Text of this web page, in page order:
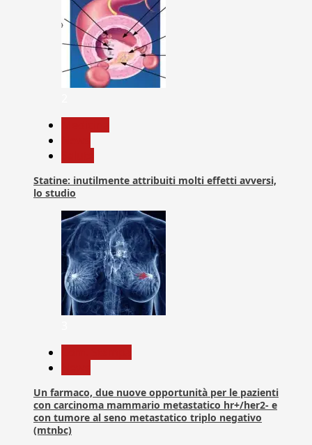
Statine: inutilmente attribuiti molti effetti avversi,
lo studio
Un farmaco, due nuove opportunità per le pazienti
con carcinoma mammario metastatico hr+/her2- e
con tumore al seno metastatico triplo negativo
(mtnbc)